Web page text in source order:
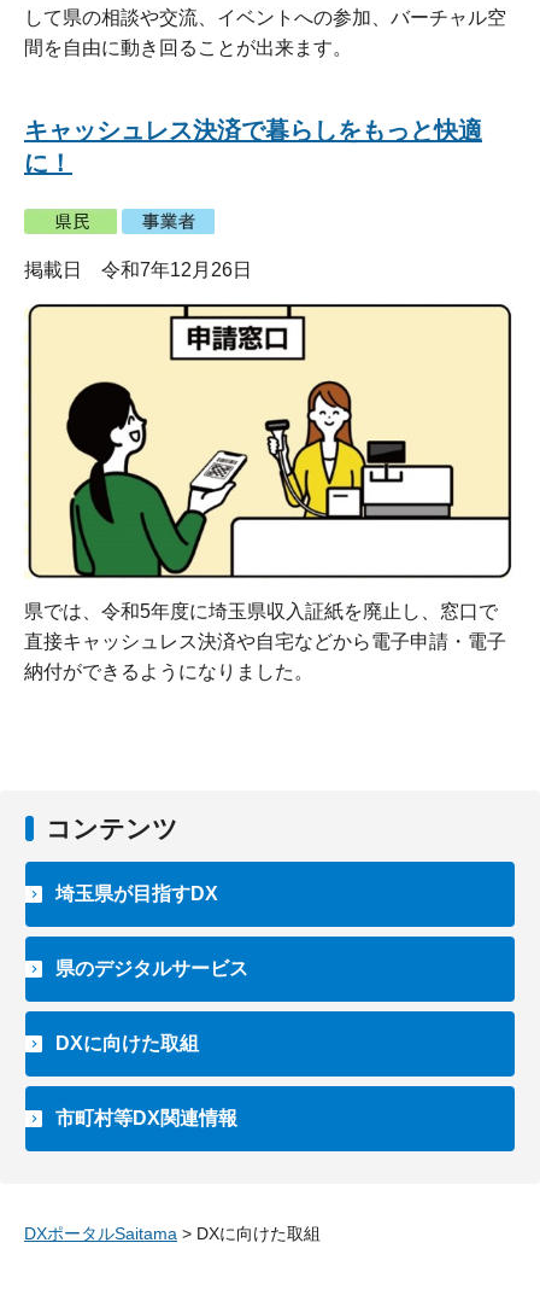
して県の相談や交流、イベントへの参加、バーチャル空
間を自由に動き回ることが出来ます。
キャッシュレス決済で暮らしをもっと快適
に！
掲載日 令和7年12月26日
県では、令和5年度に埼玉県収入証紙を廃止し、窓口で
直接キャッシュレス決済や自宅などから電子申請・電子
納付ができるようになりました。
コンテンツ
埼玉県が目指すDX
県のデジタルサービス
DXに向けた取組
市町村等DX関連情報
DXポータルSaitama > DXに向けた取組